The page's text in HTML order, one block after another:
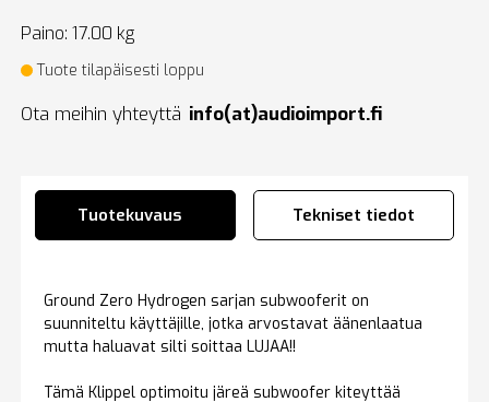
Paino: 17.00 kg
Tuote tilapäisesti loppu
Ota meihin yhteyttä info(at)audioimport.fi
Tuotekuvaus Tekniset tiedot
Ground Zero Hydrogen sarjan subwooferit on
suunniteltu käyttäjille, jotka arvostavat äänenlaatua
mutta haluavat silti soittaa LUJAA!!
Tämä Klippel optimoitu järeä subwoofer kiteyttää